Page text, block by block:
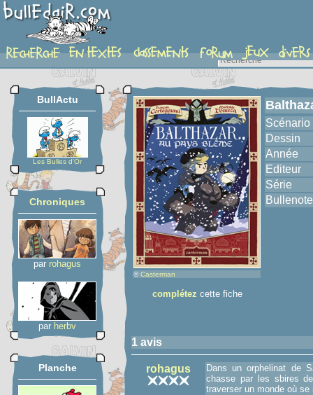
album
BullActu
Les Bulles d'Or
Chroniques
par rohagus
par herbv
Planche
© Casterman
complétez cette fiche
Scénario
Dessin
Année
Editeur
Série
Bullenote
1 avis
rohagus
Dans un orphelinat de
chasse par les sbires
traverser un monde où